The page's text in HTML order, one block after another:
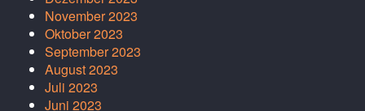
November 2023
Oktober 2023
September 2023
August 2023
Juli 2023
Juni 2023